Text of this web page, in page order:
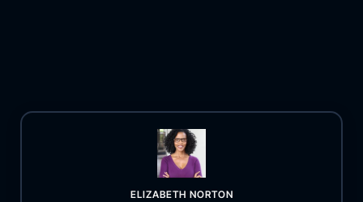
ELIZABETH NORTON